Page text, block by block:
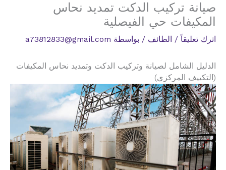
صيانة تركيب الدكت تمديد نحاس
المكيفات حي الفيصلية
اترك تعليقاً / الطائف / بواسطة a73812833@gmail.com
الدليل الشامل لصيانة وتركيب الدكت وتمديد نحاس المكيفات
(التكييف المركزي)